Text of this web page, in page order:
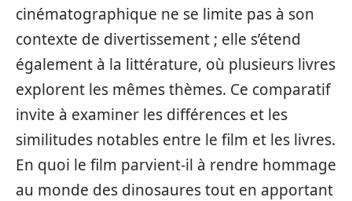
cinématographique ne se limite pas à son
contexte de divertissement ; elle s’étend
également à la littérature, où plusieurs livres
explorent les mêmes thèmes. Ce comparatif
invite à examiner les différences et les
similitudes notables entre le film et les livres.
En quoi le film parvient-il à rendre hommage
au monde des dinosaures tout en apportant